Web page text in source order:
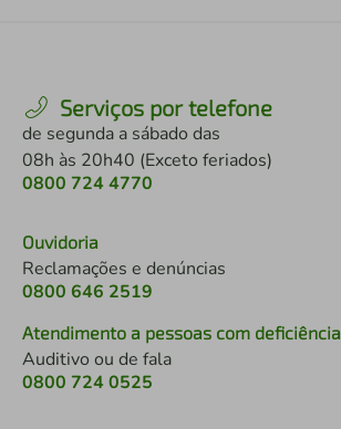
Serviços por telefone
de segunda a sábado das
08h às 20h40 (Exceto feriados)
0800 724 4770
Ouvidoria
Reclamações e denúncias
0800 646 2519
Atendimento a pessoas com deficiência
Auditivo ou de fala
0800 724 0525